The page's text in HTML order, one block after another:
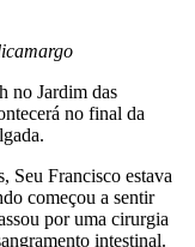
no Jardim das
no final da
Seu Francisco estava
começou a sentir
por uma cirurgia
intestinal.